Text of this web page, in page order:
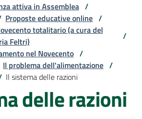
attiva in Assemblea /
Proposte educative online /
totalitario (a cura del
Feltri)
/
nel Novecento /
Il problema dell'alimentazione /
Il sistema delle razioni
delle razioni